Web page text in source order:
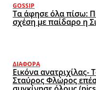
GOSSIP
Τα άφησε όλα πίσω:
σχέση με παίδαρο η
ΔΙΆΦΟΡΑ
Εικόνα ανατριχίλας-
Σταύρος Φλώρος